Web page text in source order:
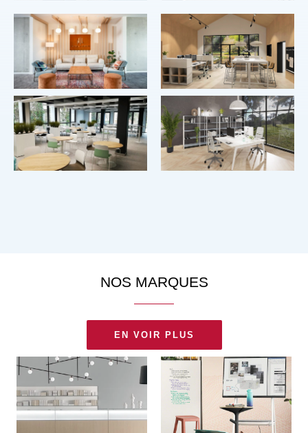
NOS MARQUES
EN VOIR PLUS